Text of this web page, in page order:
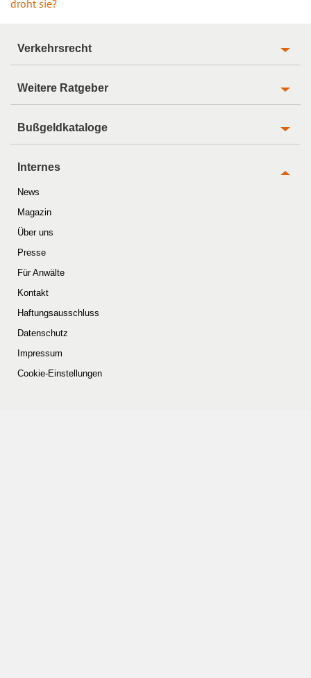
droht sie?
Verkehrsrecht
Weitere Ratgeber
Bußgeldkataloge
Internes
News
Magazin
Über uns
Presse
Für Anwälte
Kontakt
Haftungsausschluss
Datenschutz
Impressum
Cookie-Einstellungen